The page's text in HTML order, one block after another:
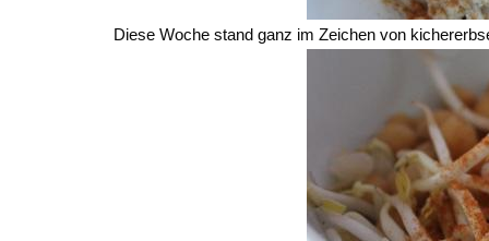
Diese Woche stand ganz im Zeichen von